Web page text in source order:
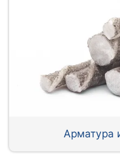
Арматура